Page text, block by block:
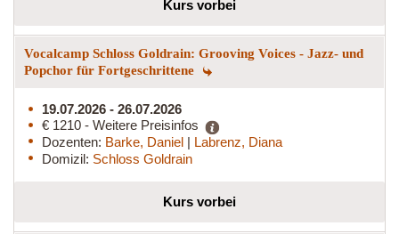
Kurs vorbei
Vocalcamp Schloss Goldrain: Grooving Voices - Jazz- und
Popchor für Fortgeschrittene
19.07.2026 - 26.07.2026
€ 1210 - Weitere Preisinfos
Dozenten: Barke, Daniel | Labrenz, Diana
Domizil: Schloss Goldrain
Kurs vorbei